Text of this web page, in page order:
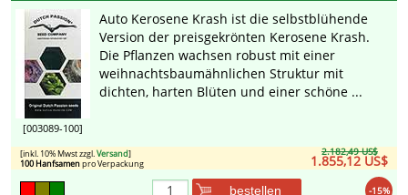
[003089-100]
Auto Kerosene Krash ist die selbstblühende
Version der preisgekrönten Kerosene Krash.
Die Pflanzen wachsen robust mit einer
weihnachtsbaumähnlichen Struktur mit
dichten, harten Blüten und einer schöne ...
2.182,49 US$
1.855,12 US$
[inkl. 10% Mwst zzgl.Versand]
100 Hanfsamenpro Verpackung
-15%
bestellen